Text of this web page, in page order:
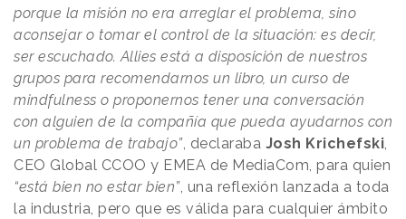
porque la misión no era arreglar el problema, sino
aconsejar o tomar el control de la situación: es decir,
ser escuchado. Allies está a disposición de nuestros
grupos para recomendarnos un libro, un curso de
mindfulness o proponernos tener una conversación
con alguien de la compañía que pueda ayudarnos con
un problema de trabajo”, declaraba Josh Krichefski,
CEO Global CCOO y EMEA de MediaCom, para quien
“está bien no estar bien”, una reflexión lanzada a toda
la industria, pero que es válida para cualquier ámbito